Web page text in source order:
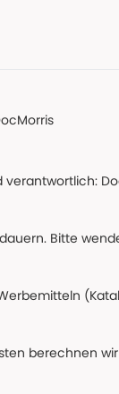
Bitte
berechnen